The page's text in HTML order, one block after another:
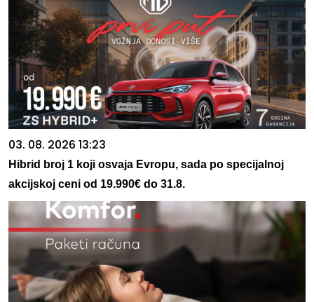
03. 08. 2026 13:23
Hibrid broj 1 koji osvaja Evropu, sada po specijalnoj
akcijskoj ceni od 19.990€ do 31.8.